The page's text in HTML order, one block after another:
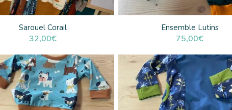
Sarouel Corail
32,00€
Ensemble Lutins
75,00€